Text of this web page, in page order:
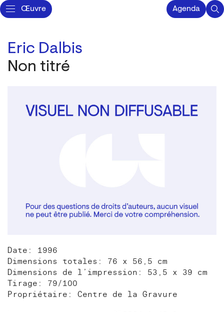
Œuvre Agenda
Eric Dalbis
Non titré
Date: 1996
Dimensions totales: 76 x 56,5 cm
Dimensions de l’impression: 53,5 x 39 cm
Tirage: 79/100
Propriétaire: Centre de la Gravure